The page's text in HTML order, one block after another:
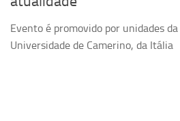
Grupos de Pesquisa
Criminologia Experimental e
Evento é promovido por unidades
Universidade de Camerino, da Itália